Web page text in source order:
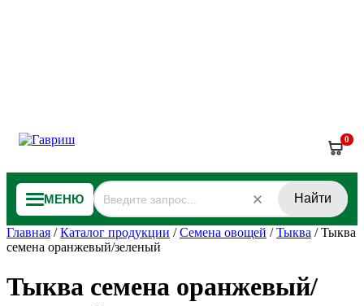
0
МЕНЮ Найти
Главная /Каталог продукции /Семена овощей /Тыква /Тыква
семена оранжевый/зеленый
Тыква семена оранжевый/